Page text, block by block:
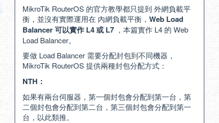
MikroTik RouterOS 的官方教學都只提到 外網負載平
衡，並沒有實際運用在 內網負載平衡， Web Load
Balancer 可以實作 L4 或 L7 ，本篇實作 L4 的 Web
Load Balancer。
要做 Load Balancer 需要分配封包到不同機器，
MikroTik RouterOS 提供兩種封包分配方式：
NTH：
如果有兩台伺服器，第一個封包會分配到第一台，第
二個封包會分配到第二台，第三個封包會分配到第一
台，以此類推。